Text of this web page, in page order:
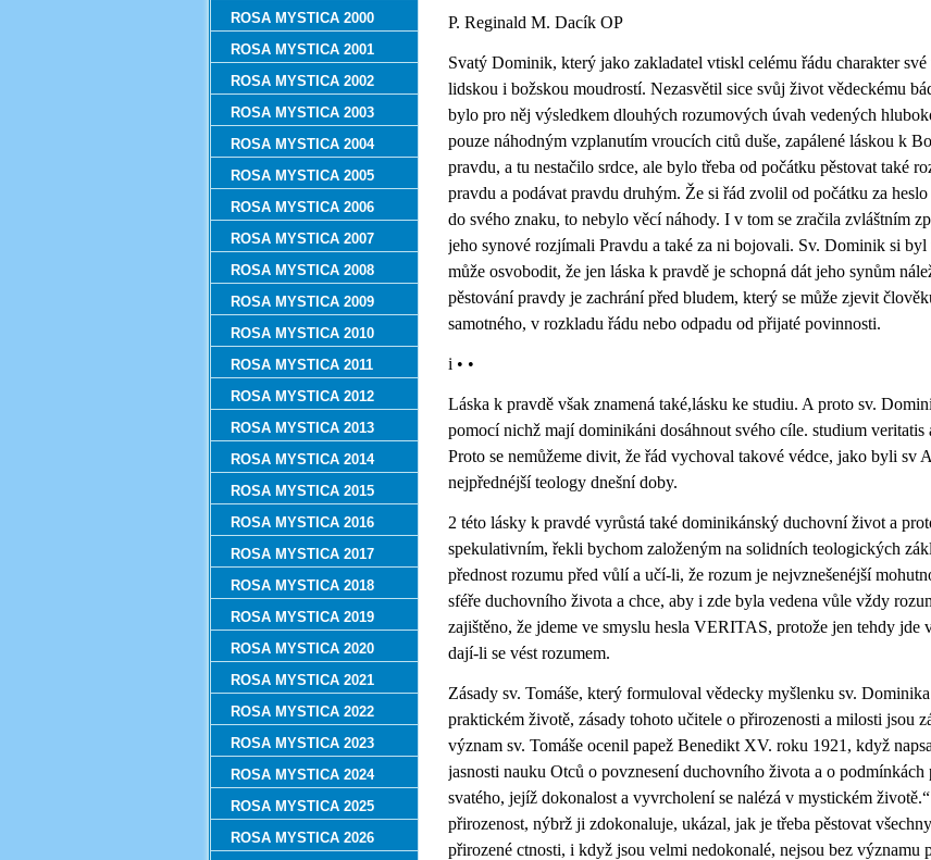
P. Reginald M. Dacík OP
Svatý Dominik, který jako zakladatel vtiskl celému řádu charakter
lidskou i božskou moudrostí. Nezasvětil sice svůj život vědeckému
bylo pro něj výsledkem dlouhých rozumových úvah vedených
pouze náhodným vzplanutím vroucích citů duše, zapálené láskou k
pravdu, a tu nestačilo srdce, ale bylo třeba od počátku pěstovat také
pravdu a podávat pravdu druhým. Že si řád zvolil od počátku za
do svého znaku, to nebylo věcí náhody. I v tom se zračila zvláštním
jeho synové rozjímali Pravdu a také za ni bojovali. Sv. Dominik si
může osvobodit, že jen láska k pravdě je schopná dát jeho synům
pěstování pravdy je zachrání před bludem, který se může zjevit
samotného, v rozkladu řádu nebo odpadu od přijaté povinnosti.
i • •
Láska k pravdě však znamená také,lásku ke studiu. A proto sv.
pomocí nichž mají dominikáni dosáhnout svého cíle. studium veritatis
Proto se nemůžeme divit, že řád vychoval takové védce, jako byli sv
nejpřednéjší teology dnešní doby.
2 této lásky k pravdé vyrůstá také dominikánský duchovní život a
spekulativním, řekli bychom založeným na solidních teologických
přednost rozumu před vůlí a učí-li, že rozum je nejvznešenéjší
sféře duchovního života a chce, aby i zde byla vedena vůle vždy
zajištěno, že jdeme ve smyslu hesla VERITAS, protože jen tehdy jde
dají-li se vést rozumem.
Zásady sv. Tomáše, který formuloval vědecky myšlenku sv.
praktickém životě, zásady tohoto učitele o přirozenosti a milosti jsou
význam sv. Tomáše ocenil papež Benedikt XV. roku 1921, když
jasnosti nauku Otců o povznesení duchovního života a o
svatého, jejíž dokonalost a vyvrcholení se nalézá v mystickém
přirozenost, nýbrž ji zdokonaluje, ukázal, jak je třeba pěstovat
přirozené ctnosti, i když jsou velmi nedokonalé, nejsou bez
ROSA MYSTICA 2000
ROSA MYSTICA 2001
ROSA MYSTICA 2002
ROSA MYSTICA 2003
ROSA MYSTICA 2004
ROSA MYSTICA 2005
ROSA MYSTICA 2006
ROSA MYSTICA 2007
ROSA MYSTICA 2008
ROSA MYSTICA 2009
ROSA MYSTICA 2010
ROSA MYSTICA 2011
ROSA MYSTICA 2012
ROSA MYSTICA 2013
ROSA MYSTICA 2014
ROSA MYSTICA 2015
ROSA MYSTICA 2016
ROSA MYSTICA 2017
ROSA MYSTICA 2018
ROSA MYSTICA 2019
ROSA MYSTICA 2020
ROSA MYSTICA 2021
ROSA MYSTICA 2022
ROSA MYSTICA 2023
ROSA MYSTICA 2024
ROSA MYSTICA 2025
ROSA MYSTICA 2026